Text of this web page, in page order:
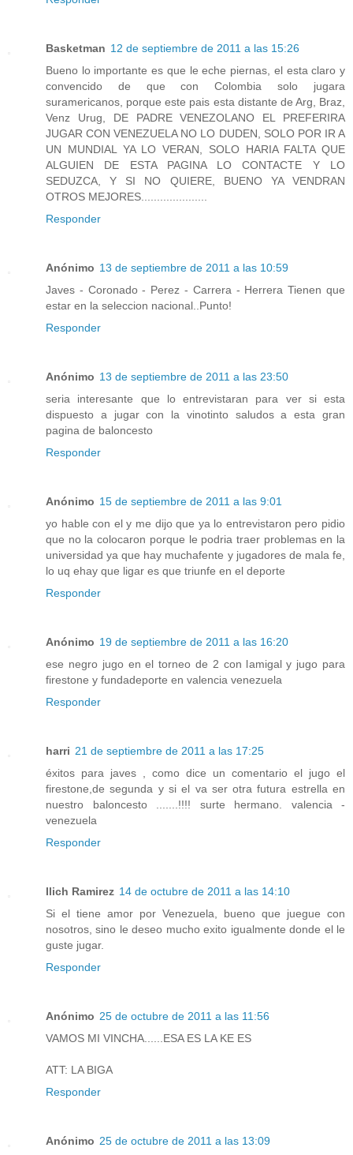
Basketman 12 de septiembre de 2011 a las 15:26
Bueno lo importante es que le eche piernas, el esta claro y
convencido de que con Colombia solo jugara
suramericanos, porque este pais esta distante de Arg, Braz,
Venz Urug, DE PADRE VENEZOLANO EL PREFERIRA
JUGAR CON VENEZUELA NO LO DUDEN, SOLO POR IR A
UN MUNDIAL YA LO VERAN, SOLO HARIA FALTA QUE
ALGUIEN DE ESTA PAGINA LO CONTACTE Y LO
SEDUZCA, Y SI NO QUIERE, BUENO YA VENDRAN
OTROS MEJORES.....................
Responder
Anónimo 13 de septiembre de 2011 a las 10:59
Javes - Coronado - Perez - Carrera - Herrera Tienen que
estar en la seleccion nacional..Punto!
Responder
Anónimo 13 de septiembre de 2011 a las 23:50
seria interesante que lo entrevistaran para ver si esta
dispuesto a jugar con la vinotinto saludos a esta gran
pagina de baloncesto
Responder
Anónimo 15 de septiembre de 2011 a las 9:01
yo hable con el y me dijo que ya lo entrevistaron pero pidio
que no la colocaron porque le podria traer problemas en la
universidad ya que hay muchafente y jugadores de mala fe,
lo uq ehay que ligar es que triunfe en el deporte
Responder
Anónimo 19 de septiembre de 2011 a las 16:20
ese negro jugo en el torneo de 2 con lamigal y jugo para
firestone y fundadeporte en valencia venezuela
Responder
harri 21 de septiembre de 2011 a las 17:25
éxitos para javes , como dice un comentario el jugo el
firestone,de segunda y si el va ser otra futura estrella en
nuestro baloncesto .......!!!! surte hermano. valencia -
venezuela
Responder
Ilich Ramirez 14 de octubre de 2011 a las 14:10
Si el tiene amor por Venezuela, bueno que juegue con
nosotros, sino le deseo mucho exito igualmente donde el le
guste jugar.
Responder
Anónimo 25 de octubre de 2011 a las 11:56
VAMOS MI VINCHA......ESA ES LA KE ES
ATT: LA BIGA
Responder
Anónimo 25 de octubre de 2011 a las 13:09